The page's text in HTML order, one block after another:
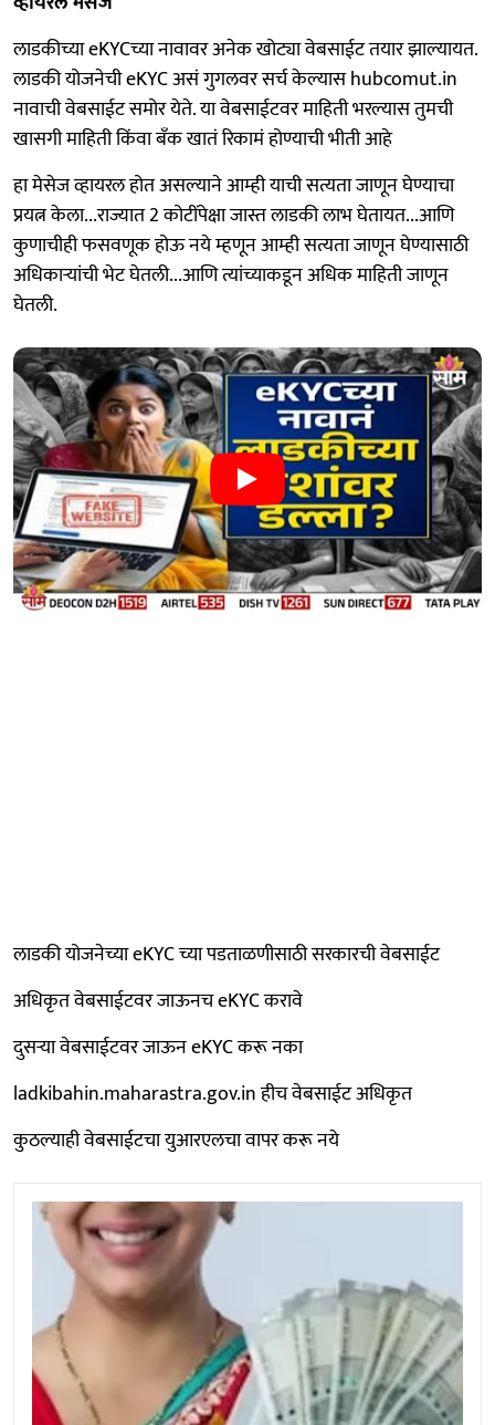
लाडकीच्या eKYCच्या नावावर अनेक खोट्या वेबसाईट तयार झाल्यायत.
लाडकी योजनेची eKYC असं गुगलवर सर्च केल्यास hubcomut.in
नावाची वेबसाईट समोर येते. या वेबसाईटवर माहिती भरल्यास तुमची
खासगी माहिती किंवा बँक खातं रिकामं होण्याची भीती आहे
हा मेसेज व्हायरल होत असल्याने आम्ही याची सत्यता जाणून घेण्याचा
प्रयत्न केला...राज्यात 2 कोटींपेक्षा जास्त लाडकी लाभ घेतायत...आणि
कुणाचीही फसवणूक होऊ नये म्हणून आम्ही सत्यता जाणून घेण्यासाठी
अधिकाऱ्यांची भेट घेतली...आणि त्यांच्याकडून अधिक माहिती जाणून
घेतली.
लाडकी योजनेच्या eKYC च्या पडताळणीसाठी सरकारची वेबसाईट
अधिकृत वेबसाईटवर जाऊनच eKYC करावे
दुसऱ्या वेबसाईटवर जाऊन eKYC करू नका
ladkibahin.maharastra.gov.in हीच वेबसाईट अधिकृत
कुठल्याही वेबसाईटचा युआरएलचा वापर करू नये